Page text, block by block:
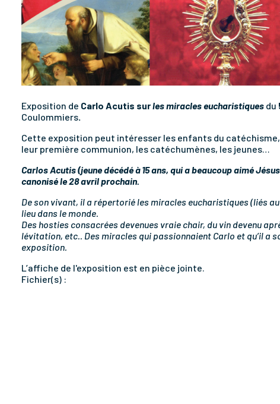
Exposition de Carlo Acutis surles miracles eucharistiques du
Coulommiers.
Cette exposition peut intéresser les enfants du
leur première communion, les catéchumènes, les jeunes…
Carlos Acutis (jeune décédé à 15 ans, qui a beaucoup aimé
canonisé le 28 avril prochain.
De son vivant, il a répertorié les miracles eucharistiques (liés
lieu dans le monde.
Des hosties consacrées devenues vraie chair, du vin devenu
lévitation, etc.. Des miracles qui passionnaient Carlo et qu’il a
exposition.
L’affiche de l'exposition est en pièce jointe.
Fichier(s) :